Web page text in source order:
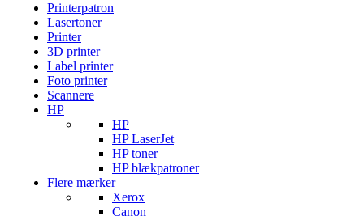
Printerpatron
Lasertoner
Printer
3D printer
Label printer
Foto printer
Scannere
HP
HP
HP LaserJet
HP toner
HP blækpatroner
Flere mærker
Xerox
Canon